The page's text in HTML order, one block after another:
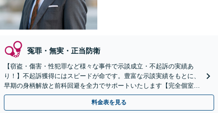
冤罪・無実・正当防衛
【窃盗・傷害・性犯罪など様々な事件で示談成立・不起訴の実績あ
り！】不起訴獲得にはスピードが命です。豊富な示談実績をもとに、
早期の身柄解放と前科回避を全力でサポートいたします【完全個室で
プライバシー配慮】
料金表を見る